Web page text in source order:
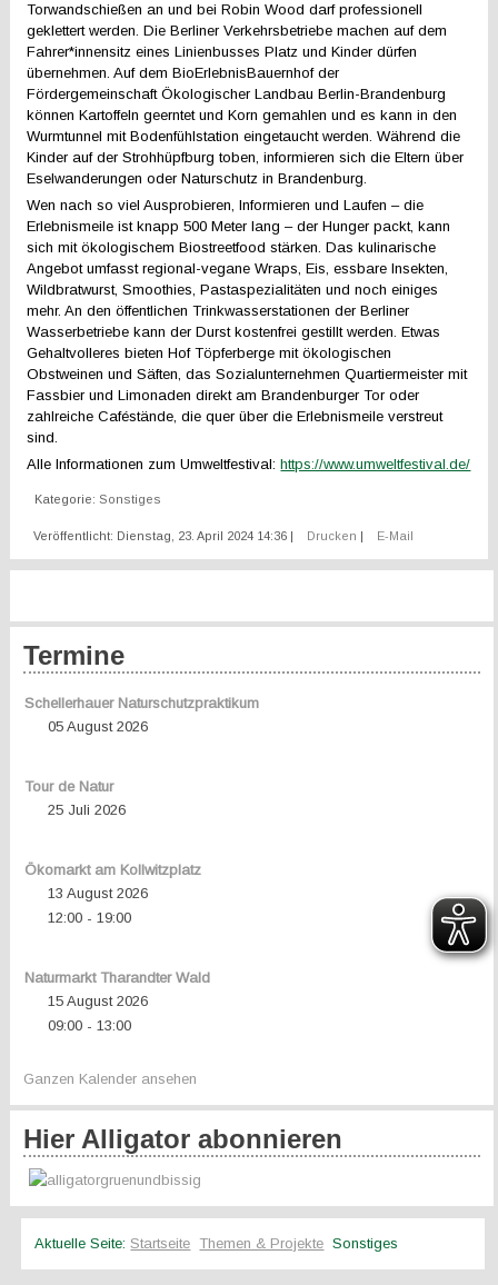
Torwandschießen an und bei Robin Wood darf professionell
geklettert werden. Die Berliner Verkehrsbetriebe machen auf dem
Fahrer*innensitz eines Linienbusses Platz und Kinder dürfen
übernehmen. Auf dem BioErlebnisBauernhof der
Fördergemeinschaft Ökologischer Landbau Berlin-Brandenburg
können Kartoffeln geerntet und Korn gemahlen und es kann in den
Wurmtunnel mit Bodenfühlstation eingetaucht werden. Während die
Kinder auf der Strohhüpfburg toben, informieren sich die Eltern über
Eselwanderungen oder Naturschutz in Brandenburg.
Wen nach so viel Ausprobieren, Informieren und Laufen – die
Erlebnismeile ist knapp 500 Meter lang – der Hunger packt, kann
sich mit ökologischem Biostreetfood stärken. Das kulinarische
Angebot umfasst regional-vegane Wraps, Eis, essbare Insekten,
Wildbratwurst, Smoothies, Pastaspezialitäten und noch einiges
mehr. An den öffentlichen Trinkwasserstationen der Berliner
Wasserbetriebe kann der Durst kostenfrei gestillt werden. Etwas
Gehaltvolleres bieten Hof Töpferberge mit ökologischen
Obstweinen und Säften, das Sozialunternehmen Quartiermeister mit
Fassbier und Limonaden direkt am Brandenburger Tor oder
zahlreiche Caféstände, die quer über die Erlebnismeile verstreut
sind.
Alle Informationen zum Umweltfestival:https://www.umweltfestival.de/
Kategorie:Sonstiges
Veröffentlicht: Dienstag, 23. April 2024 14:36 | Drucken | E-Mail
Termine
Schellerhauer Naturschutzpraktikum
05 August 2026
Tour de Natur
25 Juli 2026
Ökomarkt am Kollwitzplatz
13 August 2026
12:00- 19:00
Naturmarkt Tharandter Wald
15 August 2026
09:00- 13:00
Ganzen Kalender ansehen
Hier Alligator abonnieren
Aktuelle Seite:Startseite Themen & Projekte Sonstiges